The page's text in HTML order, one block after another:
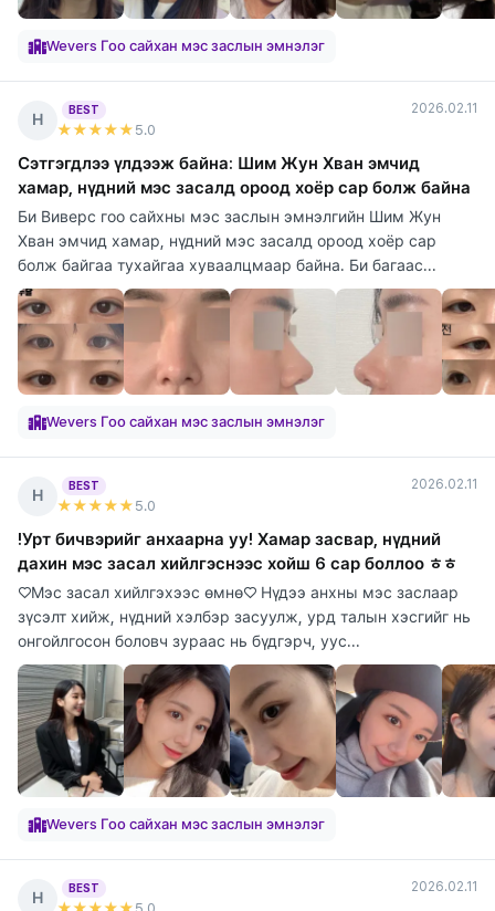
Wevers Гоо сайхан мэс заслын эмнэлэг
Н
BEST
★★★★★ 5.0
2026.02.11
Сэтгэгдлээ үлдээж байна: Шим Жун Хван эмчид
хамар, нүдний мэс засалд ороод хоёр сар болж байна
Би Виверс гоо сайхны мэс заслын эмнэлгийн Шим Жун
Хван эмчид хамар, нүдний мэс засалд ороод хоёр сар
болж байгаа тухайгаа хуваалцмаар байна. Би багаас...
Wevers Гоо сайхан мэс заслын эмнэлэг
Н
BEST
★★★★★ 5.0
2026.02.11
!Урт бичвэрийг анхаарна уу! Хамар засвар, нүдний
дахин мэс засал хийлгэснээс хойш 6 сар боллоо ㅎㅎ
♡Мэс засал хийлгэхээс өмнө♡ Нүдээ анхны мэс заслаар
зүсэлт хийж, нүдний хэлбэр засуулж, урд талын хэсгийг нь
онгойлгосон боловч зураас нь бүдгэрч, уус...
Wevers Гоо сайхан мэс заслын эмнэлэг
Н
BEST 2026.02.11